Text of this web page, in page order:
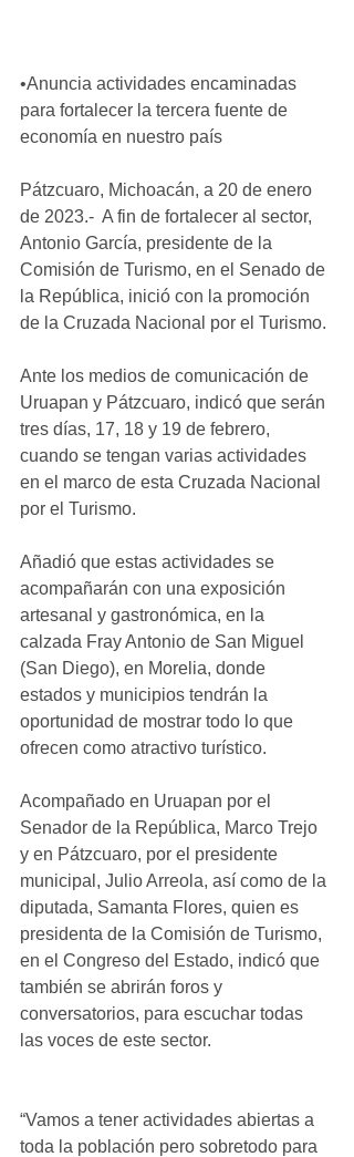
•Anuncia actividades encaminadas
para fortalecer la tercera fuente de
economía en nuestro país
Pátzcuaro, Michoacán, a 20 de enero
de 2023.-  A fin de fortalecer al sector,
Antonio García, presidente de la
Comisión de Turismo, en el Senado de
la República, inició con la promoción
de la Cruzada Nacional por el Turismo.
Ante los medios de comunicación de
Uruapan y Pátzcuaro, indicó que serán
tres días, 17, 18 y 19 de febrero,
cuando se tengan varias actividades
en el marco de esta Cruzada Nacional
por el Turismo.
Añadió que estas actividades se
acompañarán con una exposición
artesanal y gastronómica, en la
calzada Fray Antonio de San Miguel
(San Diego), en Morelia, donde
estados y municipios tendrán la
oportunidad de mostrar todo lo que
ofrecen como atractivo turístico.
Acompañado en Uruapan por el
Senador de la República, Marco Trejo
y en Pátzcuaro, por el presidente
municipal, Julio Arreola, así como de la
diputada, Samanta Flores, quien es
presidenta de la Comisión de Turismo,
en el Congreso del Estado, indicó que
también se abrirán foros y
conversatorios, para escuchar todas
las voces de este sector.
“Vamos a tener actividades abiertas a
toda la población pero sobretodo para